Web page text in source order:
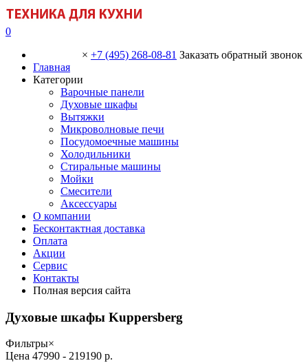
0
× +7 (495) 268-08-81 Заказать обратный звонок
Главная
Категории
Варочные панели
Духовые шкафы
Вытяжки
Микроволновые печи
Посудомоечные машины
Холодильники
Стиральные машины
Мойки
Смесители
Аксессуары
О компании
Бесконтактная доставка
Оплата
Акции
Сервис
Контакты
Полная версия сайта
Духовые шкафы Kuppersberg
Фильтры×
Цена 47990 - 219190 р.